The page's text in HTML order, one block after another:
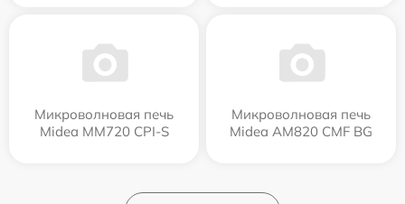
Микроволновая печь
Midea MM720 CPI-S
Микроволновая печь
Midea AM820 CMF BG